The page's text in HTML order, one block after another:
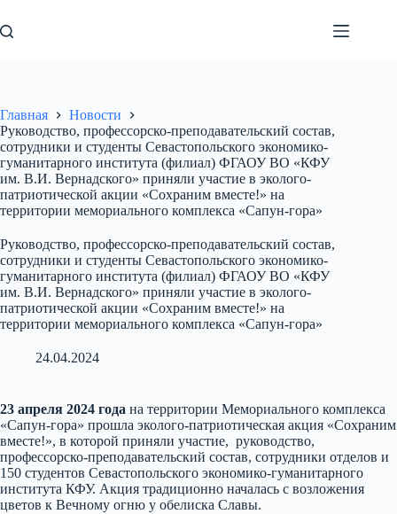
к
сути
Главная
Новости
Руководство, профессорско-преподавательский состав,
сотрудники и студенты Севастопольского экономико-
гуманитарного института (филиал) ФГАОУ ВО «КФУ
им. В.И. Вернадского» приняли участие в эколого-
патриотической акции «Сохраним вместе!» на
территории мемориального комплекса «Сапун-гора»
Руководство, профессорско-преподавательский состав,
сотрудники и студенты Севастопольского экономико-
гуманитарного института (филиал) ФГАОУ ВО «КФУ
им. В.И. Вернадского» приняли участие в эколого-
патриотической акции «Сохраним вместе!» на
территории мемориального комплекса «Сапун-гора»
24.04.2024
23 апреля 2024 года на территории Мемориального комплекса
«Сапун-гора» прошла эколого-патриотическая акция «Сохраним
вместе!», в которой приняли участие, руководство,
профессорско-преподавательский состав, сотрудники отделов и
150 студентов Севастопольского экономико-гуманитарного
института КФУ. Акция традиционно началась с возложения
цветов к Вечному огню у обелиска Славы.